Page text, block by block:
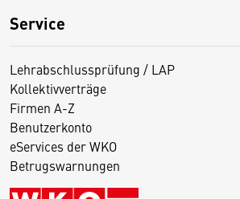
Service
Lehrabschlussprüfung / LAP
Kollektivverträge
Firmen A-Z
Benutzerkonto
eServices der WKO
Betrugswarnungen